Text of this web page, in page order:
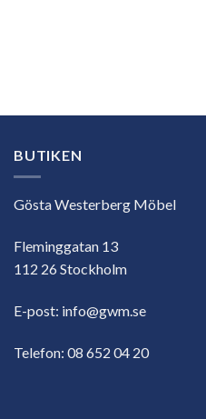
BUTIKEN
Gösta Westerberg Möbel
Fleminggatan 13
112 26 Stockholm
E-post: info@gwm.se
Telefon: 08 652 04 20